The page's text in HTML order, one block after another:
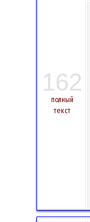
162
полный
текст